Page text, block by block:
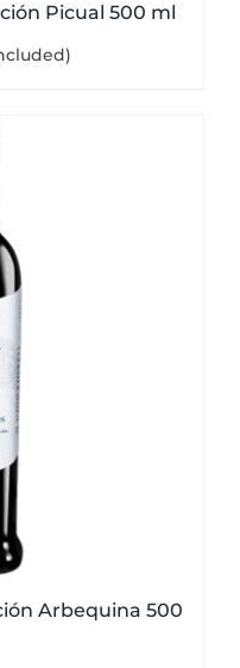
Picual 500 ml
Arbequina 500